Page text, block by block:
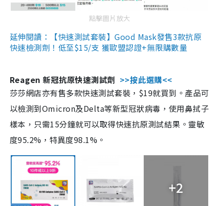
點擊圖片放大
延伸閱讀：【快速測試套裝】Good Mask發售3款抗原
快速檢測劑！低至$15/支 獲歐盟認證+無限購數量
Reagen 新冠抗原快速測試劑 >>按此選購<<
莎莎網店亦有售多款快速測試套裝，$19就買到。產品可
以檢測到Omicron及Delta等新型冠狀病毒，使用鼻拭子
樣本，只需15分鐘就可以取得快速抗原測試結果。靈敏
度95.2%，特異度98.1%。
+2